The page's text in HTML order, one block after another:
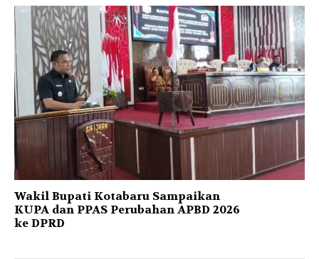
Wakil Bupati Kotabaru Sampaikan
KUPA dan PPAS Perubahan APBD 2026
ke DPRD